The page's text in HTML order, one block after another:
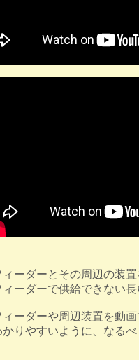
ーダーとその周辺の装置
ーダーで供給できない
ーダーや周辺装置を動画
りやすいように、なる